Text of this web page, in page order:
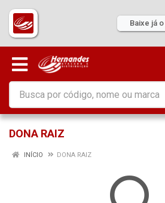
Baixe já
DONA RAIZ
INÍCIO DONA RAIZ